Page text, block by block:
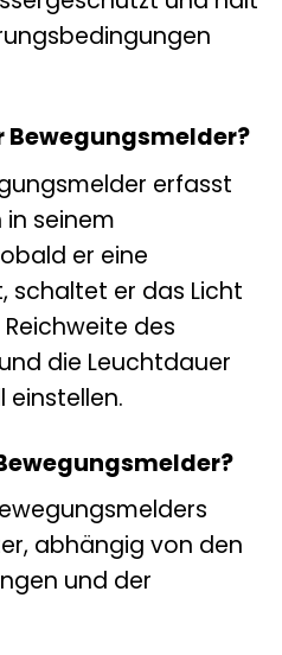
erfasst
seinem
er eine
schaltet er das Licht
des
die Leuchtdauer
einstellen.
abhängig von den
und der